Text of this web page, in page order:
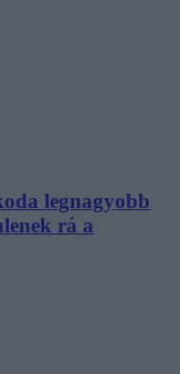
legnagyobb
rá a